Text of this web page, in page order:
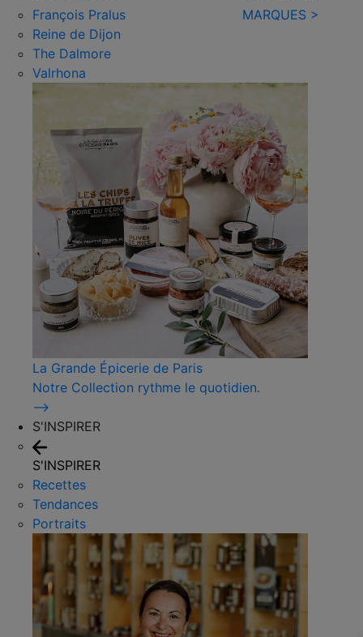
François Pralus
Reine de Dijon
The Dalmore
Valrhona
MARQUES >
La Grande Épicerie de Paris
Notre Collection rythme le quotidien.
⟶
S'INSPIRER
S'INSPIRER
Recettes
Tendances
Portraits